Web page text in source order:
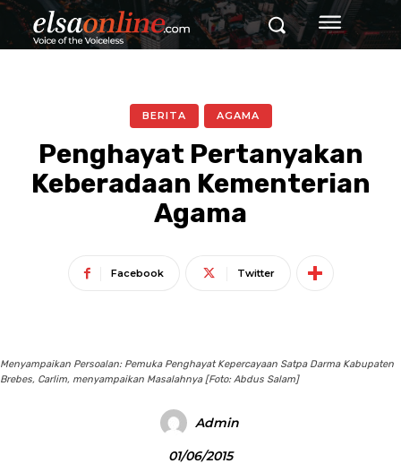
BERITA AGAMA
Penghayat Pertanyakan
Keberadaan Kementerian
Agama
Facebook Twitter
Menyampaikan Persoalan: Pemuka Penghayat Kepercayaan Satpa Darma Kabupaten
Brebes, Carlim, menyampaikan Masalahnya [Foto: Abdus Salam]
Admin
01/06/2015